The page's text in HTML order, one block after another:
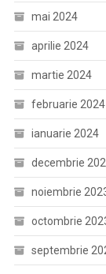
mai 2024
aprilie 2024
martie 2024
februarie 2024
ianuarie 2024
decembrie
noiembrie
octombrie
septembrie